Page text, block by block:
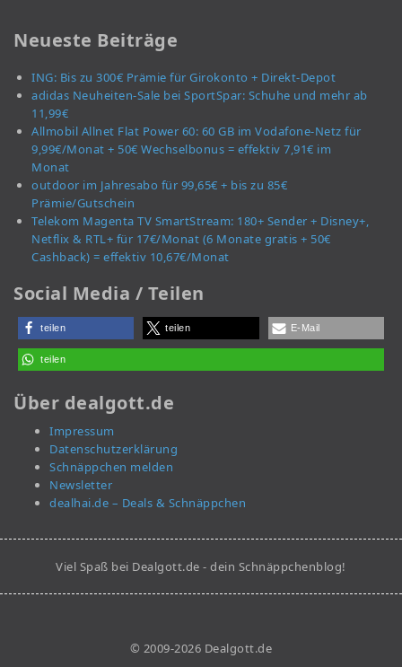
Neueste Beiträge
ING: Bis zu 300€ Prämie für Girokonto + Direkt-Depot
adidas Neuheiten-Sale bei SportSpar: Schuhe und mehr ab
11,99€
Allmobil Allnet Flat Power 60: 60 GB im Vodafone-Netz für
9,99€/Monat + 50€ Wechselbonus = effektiv 7,91€ im
Monat
outdoor im Jahresabo für 99,65€ + bis zu 85€
Prämie/Gutschein
Telekom Magenta TV SmartStream: 180+ Sender + Disney+,
Netflix & RTL+ für 17€/Monat (6 Monate gratis + 50€
Cashback) = effektiv 10,67€/Monat
Social Media / Teilen
teilen teilen E-Mail
teilen
Über dealgott.de
Impressum
Datenschutzerklärung
Schnäppchen melden
Newsletter
dealhai.de – Deals & Schnäppchen
Viel Spaß bei Dealgott.de - dein Schnäppchenblog!
© 2009-2026 Dealgott.de